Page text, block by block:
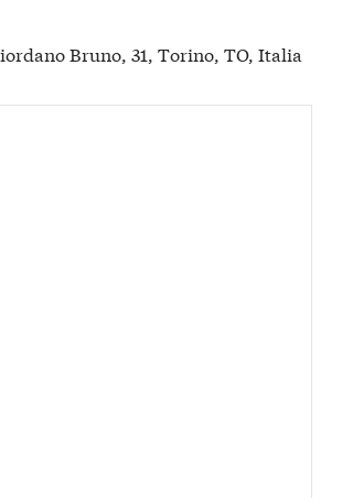
Bruno, 31, Torino, TO, Italia